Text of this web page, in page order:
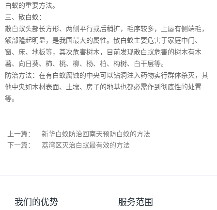
白蚁的重要方法。
三、散白蚁：
散白蚁头部长方形、两侧平行或后稍扩，毛序较多，上唇有侧端毛，
额部隆起明显，是我国最大的属性。散白蚁主要危害于家庭中门、
窗、床、地板等，其次危害树木，目前发现散白蚁危害的树木有木
薯、向日葵、柿、桃、柳、杨、柏、构树、白干层等。
防治方法：在有白蚁腐蚀的中央可以钻洞注入药物实行群体杀灭，其
他中央如木材表面、土壤、房子的地基也都必需作到彻底性的处置
等。
上一篇：
新华白蚁防治回南天预防白蚁的方法
下一篇：
荔湾区灭治白蚁最有效的方法
我们的优势 服务范围